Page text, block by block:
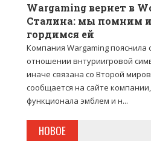
Wargaming вернет в
Сталина: мы помним
гордимся ей
Компания Wargaming
отношении внтуриигровой
иначе связана со Второй
сообщается на сайте
функционала эмблем и н...
НОВОЕ